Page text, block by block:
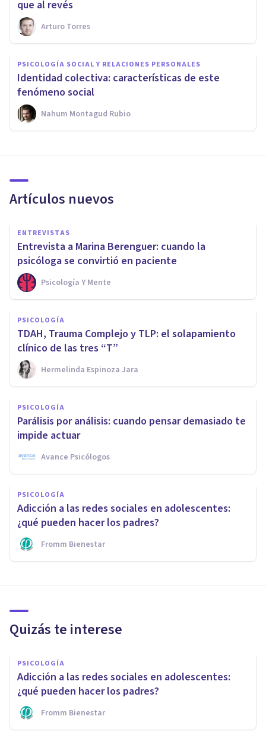
que al revés
Arturo Torres
PSICOLOGÍA SOCIAL Y RELACIONES PERSONALES
Identidad colectiva: características de este
fenómeno social
Nahum Montagud Rubio
Artículos nuevos
ENTREVISTAS
Entrevista a Marina Berenguer: cuando la
psicóloga se convirtió en paciente
Psicología Y Mente
PSICOLOGÍA
TDAH, Trauma Complejo y TLP: el solapamiento
clínico de las tres “T”
Hermelinda Espinoza Jara
PSICOLOGÍA
Parálisis por análisis: cuando pensar demasiado te
impide actuar
Avance Psicólogos
PSICOLOGÍA
Adicción a las redes sociales en adolescentes:
¿qué pueden hacer los padres?
Fromm Bienestar
Quizás te interese
PSICOLOGÍA
Adicción a las redes sociales en adolescentes:
¿qué pueden hacer los padres?
Fromm Bienestar